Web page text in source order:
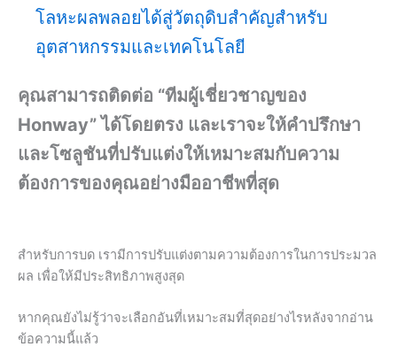
โลหะผลพลอยได้สู่วัตถุดิบสำคัญสำหรับ
อุตสาหกรรมและเทคโนโลยี
คุณสามารถติดต่อ “ทีมผู้เชี่ยวชาญของ
Honway” ได้โดยตรง และเราจะให้คำปรึกษา
และโซลูชันที่ปรับแต่งให้เหมาะสมกับความ
ต้องการของคุณอย่างมืออาชีพที่สุด
สำหรับการบด เรามีการปรับแต่งตามความต้องการในการประมวล
ผล เพื่อให้มีประสิทธิภาพสูงสุด
หากคุณยังไม่รู้ว่าจะเลือกอันที่เหมาะสมที่สุดอย่างไรหลังจากอ่าน
ข้อความนี้แล้ว